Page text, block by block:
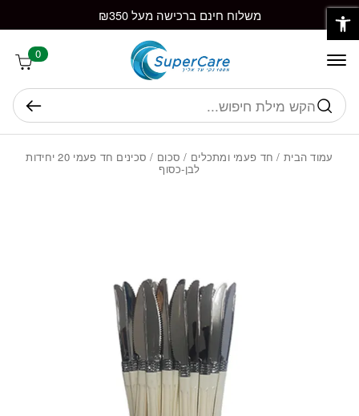
Skip to Content משלוח חינם ברכישה מעל ₪350
0
חיפוש
עמוד הבית/ חד פעמי ומתכלים / סכום / סכינים חד פעמי 20 יחידות
לבן-כסוף
בחזרה למעלה
פתח סרגל נגישות